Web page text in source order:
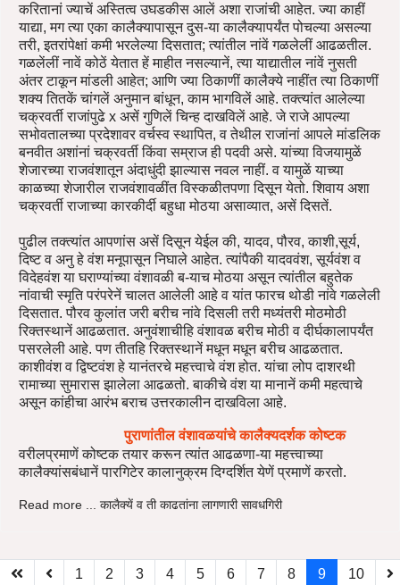
करितानां ज्याचें अस्तित्व उघडकीस आलें अशा राजांची आहेत. ज्या काहीं
याद्या, मग त्या एका कालैक्यापासून दुस-या कालैक्यापर्यंत पोचल्या असल्या
तरी, इतरांपेक्षां कमी भरलेल्या दिसतात; त्यांतील नांवें गळलेलीं आढळतील.
गळलेंलीं नावें कोठें येतात हें माहीत नसल्यानें, त्या याद्यातील नांवें नुसती
अंतर टाकून मांडली आहेत; आणि ज्या ठिकाणीं कालैक्ये नाहींत त्या ठिकाणीं
शक्य तितकें चांगलें अनुमान बांधून, काम भागविलें आहे. तक्त्यांत आलेल्या
चक्रवर्ती राजांपुढे x असें गुणिलें चिन्ह दाखविलें आहे. जे राजे आपल्या
सभोवतालच्या प्रदेशावर वर्चस्व स्थापित, व तेथील राजांनां आपले मांडलिक
बनवीत अशांनां चक्रवर्ती किंवा सम्राज ही पदवी असे. यांच्या विजयामुळें
शेजारच्या राजवंशातून अंदाधुंदी झाल्यास नवल नाहीं. व यामुळें याच्या
काळच्या शेजारील राजवंशावळींत विस्कळीतपणा दिसून येतो. शिवाय अशा
चक्रवर्ती राजाच्या कारकीर्दी बहुधा मोठया असाव्यात, असें दिसतें.
पुढील तक्त्यांत आपणांस असें दिसून येईल की, यादव, पौरव, काशी,सूर्य,
दिष्ट व अनु हे वंश मनूपासून निघाले आहेत. त्यांपैकी यादववंश, सूर्यवंश व
विदेहवंश या घराण्यांच्या वंशावळी ब-याच मोठया असून त्यांतील बहुतेक
नांवाची स्मृति परंपरेनें चालत आलेली आहे व यांत फारच थोडी नांवे गळलेली
दिसतात. पौरव कुलांत जरी बरीच नांवे दिसली तरी मध्यंतरी मोठमोठी
रिक्तस्थानें आढळतात. अनुवंशाचीहि वंशावळ बरीच मोठी व दीर्घकालापर्यंत
पसरलेली आहे. पण तीतहि रिक्तस्थानें मधून मधून बरीच आढळतात.
काशीवंश व द्विष्टवंश हे यानंतरचे महत्त्वाचे वंश होत. यांचा लोप दाशरथी
रामाच्या सुमारास झालेला आढळतो. बाकीचे वंश या मानानें कमी महत्वाचे
असून कांहीचा आरंभ बराच उत्तरकालीन दाखविला आहे.
पुराणांतील वंशावळयांचे कालैक्यदर्शक कोष्टक
वरीलप्रमाणें कोष्टक तयार करून त्यांत आढळणा-या महत्त्वाच्या
कालैक्यांसबंधानें पारगिटेर कालानुक्रम दिग्दर्शित येणें प्रमाणें करतो.
Read more ... कालैक्यें व ती काढतांना लागणारी सावधगिरी
1 2 3 4 5 6 7 8 9 10